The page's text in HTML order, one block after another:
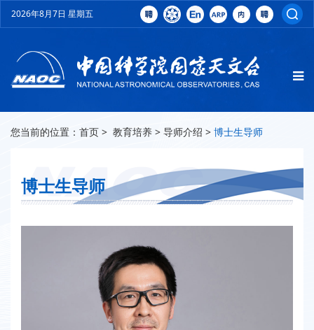
2026年8月7日 星期五
您当前的位置： 首页 > 教育培养 > 导师介绍 > 博士生导师
博士生导师